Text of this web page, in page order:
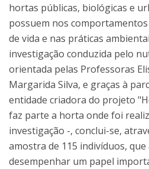
hortas públicas, biológicas e
possuem nos
de vida e nas práticas
investigação conduzida pelo
orientada pelas Professoras
Margarida Silva, e graças à
entidade criadora do projeto
faz parte a horta onde foi
investigação -, conclui-se,
amostra de 115 indivíduos,
desempenhar um papel